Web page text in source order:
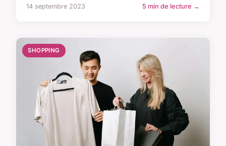
14 septembre 2023 5 min de lecture →
SHOPPING